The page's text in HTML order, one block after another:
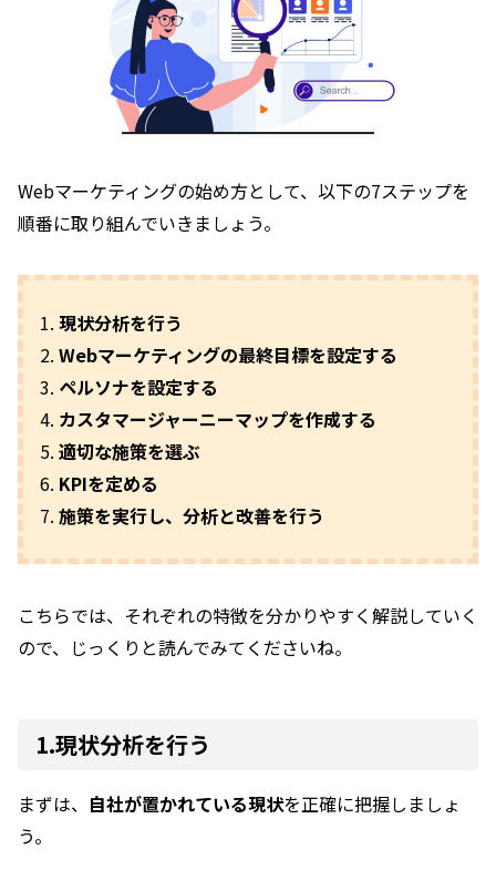
Webマーケティングの始め方として、以下の7ステップを
順番に取り組んでいきましょう。
現状分析を行う
Webマーケティングの最終目標を設定する
ペルソナを設定する
カスタマージャーニーマップを作成する
適切な施策を選ぶ
KPIを定める
施策を実行し、分析と改善を行う
こちらでは、それぞれの特徴を分かりやすく解説していく
ので、じっくりと読んでみてくださいね。
1.現状分析を行う
まずは、 自社が置かれている現状を正確に把握しましょ
う。